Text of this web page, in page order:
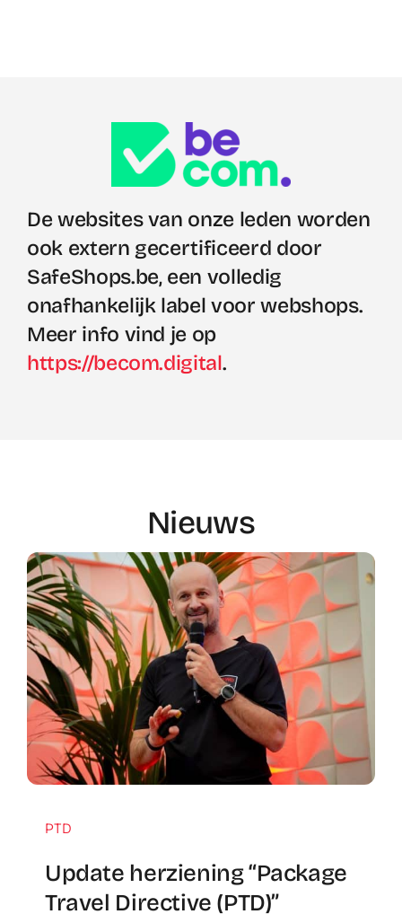
De websites van onze leden worden
ook extern gecertificeerd door
SafeShops.be, een volledig
onafhankelijk label voor webshops.
Meer info vind je op
https://becom.digital.
Nieuws
PTD
Update herziening “Package
Travel Directive (PTD)”